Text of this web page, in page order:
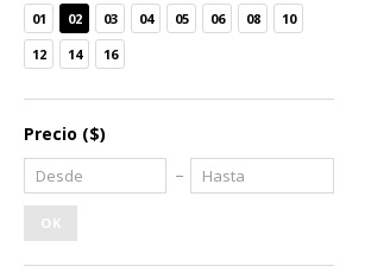
01
02 03 04 05 06 08
10
12
14 16
Precio ($)
OK